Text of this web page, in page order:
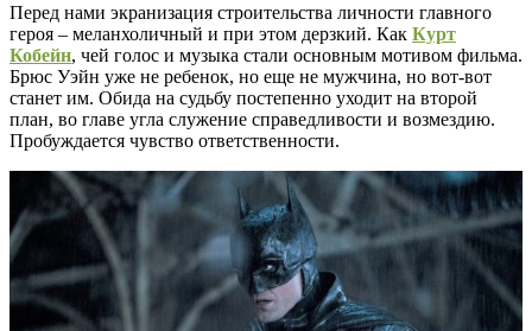
Перед нами экранизация строительства личности главного
героя – меланхоличный и при этом дерзкий. Как Курт
Кобейн, чей голос и музыка стали основным мотивом фильма.
Брюс Уэйн уже не ребенок, но еще не мужчина, но вот-вот
станет им. Обида на судьбу постепенно уходит на второй
план, во главе угла служение справедливости и возмездию.
Пробуждается чувство ответственности.